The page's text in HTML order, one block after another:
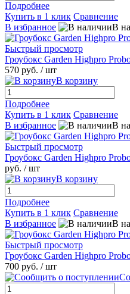
Подробнее
Купить в 1 клик Сравнение
В избранное
В
Быстрый просмотр
Гроубокс Garden Highpro
570 руб. / шт
В корзину
Подробнее
Купить в 1 клик Сравнение
В избранное
В
Быстрый просмотр
Гроубокс Garden Highpro
руб. / шт
В корзину
Подробнее
Купить в 1 клик Сравнение
В избранное
В
Быстрый просмотр
Гроубокс Garden Highpro
700 руб. / шт